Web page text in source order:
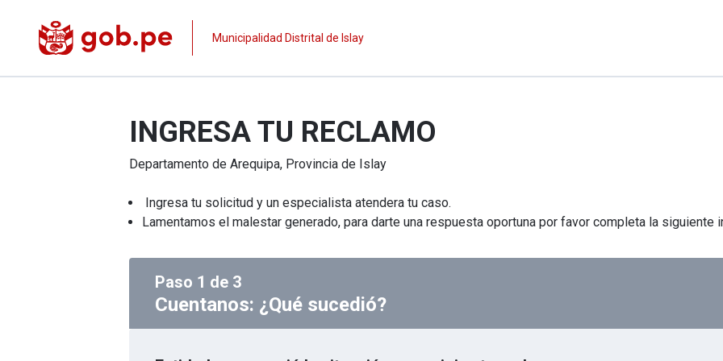
Municipalidad Distrital de Islay
INGRESA TU RECLAMO
Departamento de Arequipa, Provincia de Islay
Ingresa tu solicitud y un especialista atendera tu caso.
Lamentamos el malestar generado, para darte una respuesta oportuna por favor completa la siguiente
Paso 1 de 3
Cuentanos: ¿Qué sucedió?